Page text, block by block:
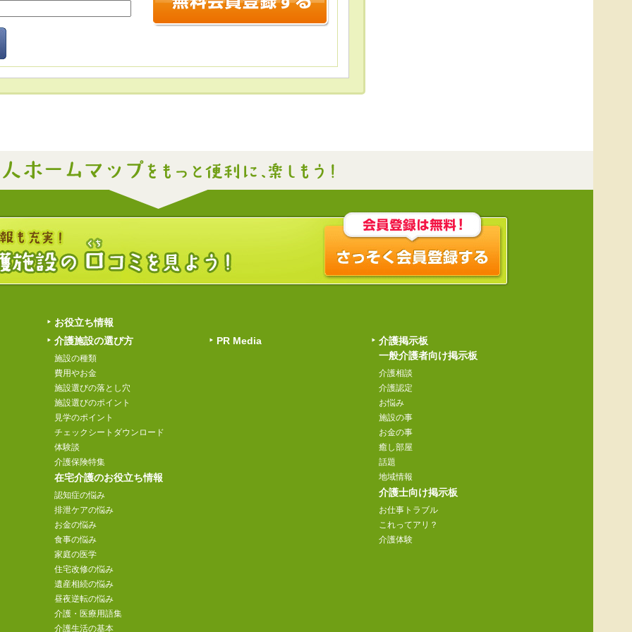
お役立ち情報
介護施設の選び方
施設の種類
費用やお金
施設選びの落とし穴
施設選びのポイント
見学のポイント
チェックシートダウンロード
体験談
介護保険特集
在宅介護のお役立ち情報
認知症の悩み
排泄ケアの悩み
お金の悩み
食事の悩み
家庭の医学
住宅改修の悩み
遺産相続の悩み
昼夜逆転の悩み
介護・医療用語集
介護生活の基本
PR Media
介護掲示板
一般介護者向け掲示板
介護相談
介護認定
お悩み
施設の事
お金の事
癒し部屋
話題
地域情報
介護士向け掲示板
お仕事トラブル
これってアリ？
介護体験